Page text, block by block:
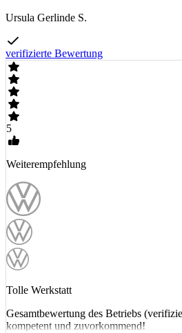
Ursula Gerlinde S.
verifizierte Bewertung
5
Weiterempfehlung
Tolle Werkstatt
Gesamtbewertung des Betriebs
kompetent und zuvorkommend!